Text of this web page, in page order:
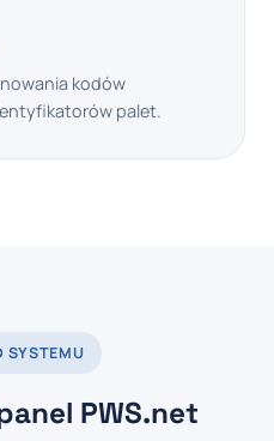
kodów
palet.
SYSTEMU
PWS.net